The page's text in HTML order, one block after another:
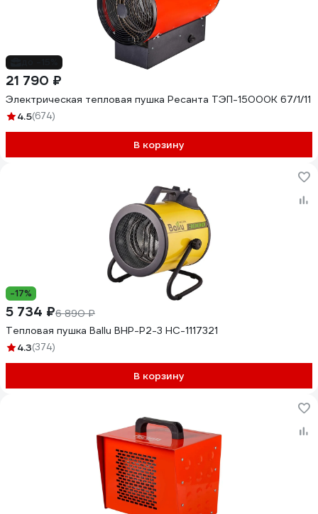
21 790 ₽
Электрическая тепловая пушка Ресанта ТЭП-15000К 67/1/11
4.5(674)
В корзину
-17%
5 734 ₽6 890 ₽
Тепловая пушка Ballu BHP-P2-3 НС-1117321
4.3(374)
В корзину